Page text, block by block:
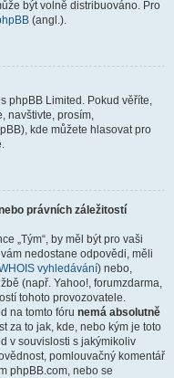
být volně distribuováno. Pro
(angl.).
phpBB Limited. Pokud věříte,
navštivte, prosím,
kde můžete hlasovat pro
právních záležitostí
„Tým“, by měl být pro vaši
nedostane odpovědi, měli
vyhledávání) nebo,
(např. Yahoo!, forumzdarma,
tohoto provozovatele.
na tomto fóru nemá absolutně
za to jak, kde, nebo kým je toto
v souvislosti s jakýmikoliv
pomlouvačný komentář
phpBB.com, nebo se